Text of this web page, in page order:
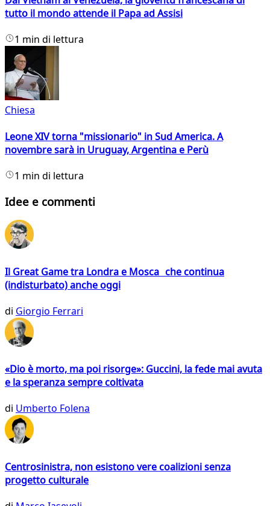
tutto il mondo attende il Papa ad Assisi
1 min di lettura
Chiesa
Leone XIV torna "missionario" in Sud America. A
novembre sarà in Uruguay, Argentina e Perù
1 min di lettura
Idee e commenti
Il Great Game tra Londra e Mosca che continua
(indisturbato) anche oggi
di Giorgio Ferrari
«Dio è morto, ma poi risorge»: Guccini, la fede mai avuta
e la speranza sempre coltivata
di Umberto Folena
Centrosinistra, non esistono vere coalizioni senza
progetto culturale